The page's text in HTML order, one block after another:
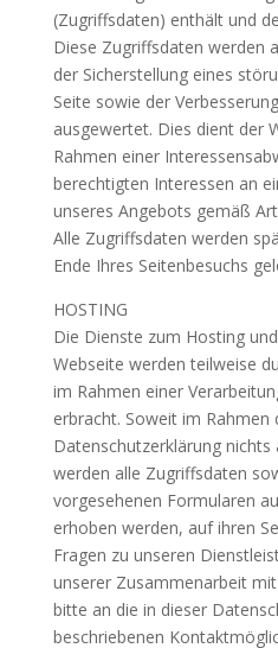
(Zugriffsdaten) enthält und
Diese Zugriffsdaten werden
der Sicherstellung eines
Seite sowie der
ausgewertet. Dies dient der
Rahmen einer
berechtigten Interessen an
unseres Angebots gemäß
Alle Zugriffsdaten werden
Ende Ihres Seitenbesuchs
HOSTING
Die Dienste zum Hosting
Webseite werden teilweise
im Rahmen einer
erbracht. Soweit im Rahmen
Datenschutzerklärung
werden alle Zugriffsdaten
vorgesehenen Formularen
erhoben werden, auf ihren
Fragen zu unseren
unserer Zusammenarbeit
bitte an die in dieser
beschriebenen